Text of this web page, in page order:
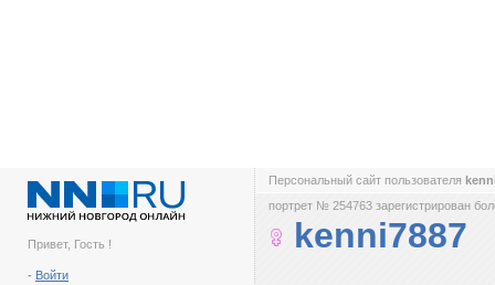
Привет, Гость !
- Войти
Персональный сайт пользователя
портрет № 254763 зарегистрирован
kenni7887